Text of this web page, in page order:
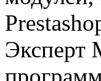
Эксперт